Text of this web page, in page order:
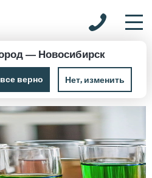
— Новосибирск
верно Нет, изменить
реактивы
1-Нафтиламин 0,09 кг ЧДА